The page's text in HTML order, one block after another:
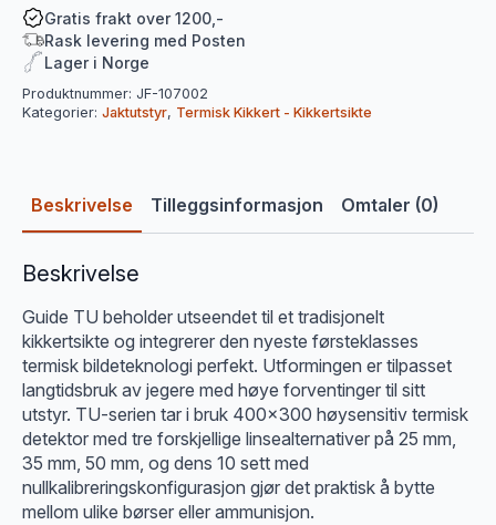
Gratis frakt over 1200,-
Rask levering med Posten
Lager i Norge
Produktnummer: JF-107002
Kategorier: Jaktutstyr, Termisk Kikkert - Kikkertsikte
Beskrivelse Tilleggsinformasjon Omtaler (0)
Beskrivelse
Guide TU beholder utseendet til et tradisjonelt
kikkertsikte og integrerer den nyeste førsteklasses
termisk bildeteknologi perfekt. Utformingen er tilpasset
langtidsbruk av jegere med høye forventinger til sitt
utstyr. TU-serien tar i bruk 400×300 høysensitiv termisk
detektor med tre forskjellige linsealternativer på 25 mm,
35 mm, 50 mm, og dens 10 sett med
nullkalibreringskonfigurasjon gjør det praktisk å bytte
mellom ulike børser eller ammunisjon.